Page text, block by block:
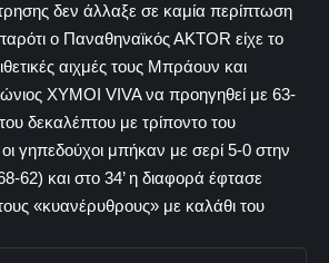
δεν άλλαξε σε καμία περίπτωση
ο Παναθηναϊκός ΑΚΤOR είχε το
αιχμές τους Μπράουν και
ΧΥΜΟΙ VIVA να προηγηθεί με 63-
δεκαλέπτου με τρίποντο του
γηπεδούχοι μπήκαν με σερί 5-0 στην
62) και στο 34’ η διαφορά έφτασε
«κυανέρυθρους» με καλάθι του